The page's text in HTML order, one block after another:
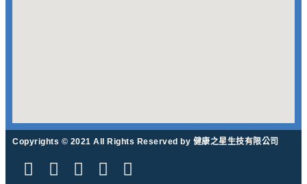
Copyrights © 2021 All Rights Reserved by 健康之星生技有限公司